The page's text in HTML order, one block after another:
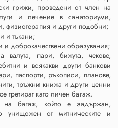
грижи, проведени от член на
и лечение в санаториуми,
физиотерапия и други подобни;
и тъкани;
и доброкачествени образувания;
пари, бижута, чекове,
и всякакви други банкови
паспорти, ръкописи, планове,
тръжни книжа и други ценни
третират като личен багаж.
на багаж, който е задържан,
унищожен от митническите и